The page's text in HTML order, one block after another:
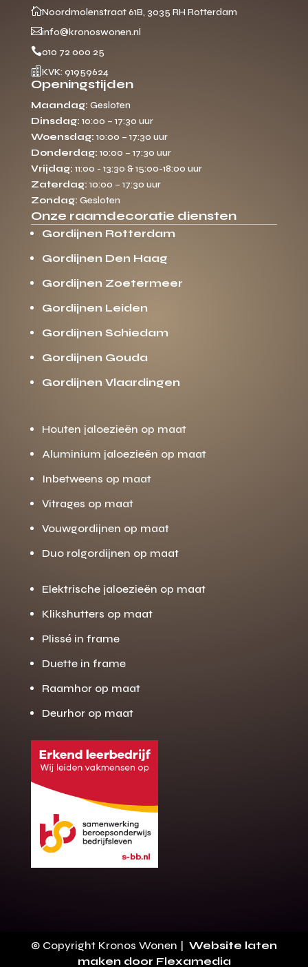
Gratis offerte
op maat?
Binnen 24 uur jouw gratis offerte
10 jaar garantie op de montage
100+ stoffen
Noordmolenstraat 61B, 3035 RH Rotterdam
info@kronoswonen.nl
010 72 000 25
 KVK: 91959624
Openingstijden
Maandag: Gesloten
Dinsdag: 10:00 – 17:30 uur
Woensdag: 10:00 – 17:30 uur
Donderdag: 10:00 – 17:30 uur
Vrijdag: 11:00 - 13:30 & 15:00-18:00 uur
Zaterdag: 10:00 – 17:30 uur
Zondag: Gesloten
Onze raamdecoratie diensten
Gordijnen Rotterdam
Gordijnen Den Haag
Gordijnen Zoetermeer
Gordijnen Leiden
Gordijnen Schiedam
Gordijnen Gouda
Gordijnen Vlaardingen
Houten jaloezieën op maat
Aluminium jaloezieën op maat
Inbetweens op maat
Vitrages op maat
Vouwgordijnen op maat
Duo rolgordijnen op maat
Elektrische jaloezieën op maat
Klikshutters op maat
Plissé in frame
Duette in frame
Raamhor op maat
Deurhor op maat
© Copyright Kronos Wonen | Website laten
maken door Flexamedia